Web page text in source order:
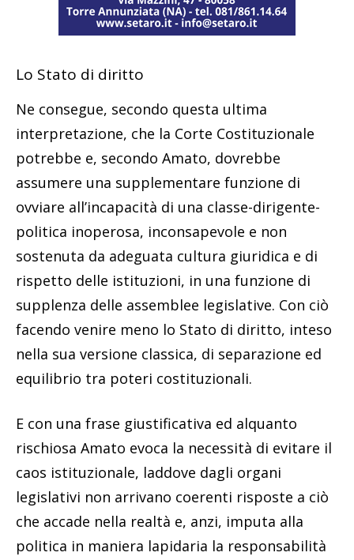
Lo Stato di diritto
Ne consegue, secondo questa ultima
interpretazione, che la Corte Costituzionale
potrebbe e, secondo Amato, dovrebbe
assumere una supplementare funzione di
ovviare all’incapacità di una classe-dirigente-
politica inoperosa, inconsapevole e non
sostenuta da adeguata cultura giuridica e di
rispetto delle istituzioni, in una funzione di
supplenza delle assemblee legislative. Con ciò
facendo venire meno lo Stato di diritto, inteso
nella sua versione classica, di separazione ed
equilibrio tra poteri costituzionali.
E con una frase giustificativa ed alquanto
rischiosa Amato evoca la necessità di evitare il
caos istituzionale, laddove dagli organi
legislativi non arrivano coerenti risposte a ciò
che accade nella realtà e, anzi, imputa alla
politica in maniera lapidaria la responsabilità